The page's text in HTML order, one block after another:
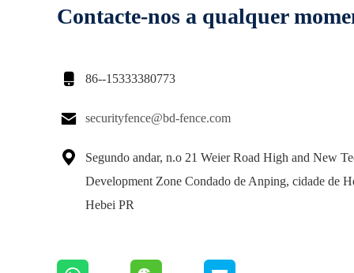
Contacte-nos a qualquer
 86--15333380773
 securityfence@bd-fence.com

Segundo andar, n.o 21 Weier Road High and New
Development Zone Condado de Anping, cidade de
Hebei PR